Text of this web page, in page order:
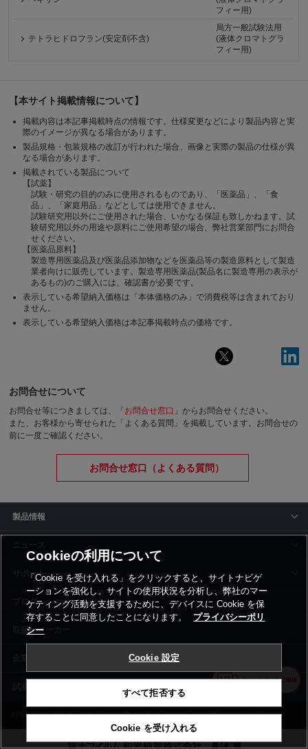
フィー用)
テトラヒドロフラン(安定剤不含)
局方一般試験法用
(液体クロマトグラ
フィー用)
【本サイト掲載情報について】
掲載内容は本記事掲載時点の情報です。仕様変更などにより製品内容と実
際のイメージが異なる場合があります。
製品規格・包装規格の改訂が行われた場合、画像と実際の製品の仕様が異
なる場合があります。
掲載されている製品について
【試薬】
試験・研究の目的のみに使用されるものであり、「医薬品」、「食
品」、「家庭用品」などとしては使用できません。
試験研究用以外にご使用された場合、いかなる保証も致しかねます。試
験研究用以外の用途や原料にご使用希望の場合、弊社営業部門にお問合
せください。
【医薬品原料】
製造専用医薬品及び医薬品添加物などを医薬品等の製造原料として製造
業者向けに販売しています。製造専用医薬品(製品名に製造専用の表示が
あるもの)のご購入には、確認書が必要です。
表示している希望納入価格は「本体価格のみ」で消費税等は含まれており
ません。
表示している希望納入価格は本記事掲載時点の価格です。
お問合せについて
お問合せ等につきましては、「お問合せ窓口 」からお問合せください。
また、お客様から寄せられた「よくある質問」を掲載しています。お問合せの
前に一度ご確認ください。
お問合せ窓口（よくある質問）
製品情報
サポート
siyaku-blog
取扱いメーカー
利用規約 プライバシーポリシー コーポレートサイト Cookie設定
Cookieの利用について
「Cookie を受け入れる」をクリックすると、サイトナビゲ
ーションを強化し、サイトの使用状況を分析し、弊社のマー
ケティング活動を支援するために、デバイスに Cookie を保
存することに同意したことになります。
プライバシーポリ
シー
Cookie 設定
すべて拒否する
Cookie を受け入れる